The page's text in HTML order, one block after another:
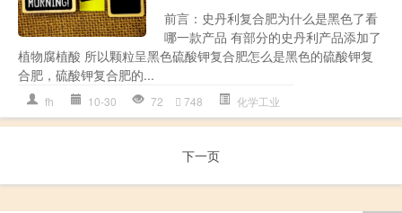
前言：史丹利复合肥为什么是黑色了看
哪一款产品 有部分的史丹利产品添加了
植物腐植酸 所以颗粒呈黑色硫酸钾复合肥怎么是黑色的硫酸钾复
合肥，硫酸钾复合肥的...
fh 10-30 72 748 化学工业
下一页